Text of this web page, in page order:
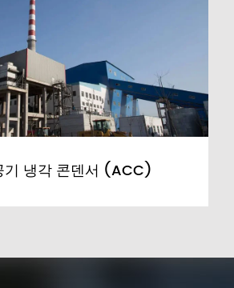
기 냉각 콘덴서 (ACC)